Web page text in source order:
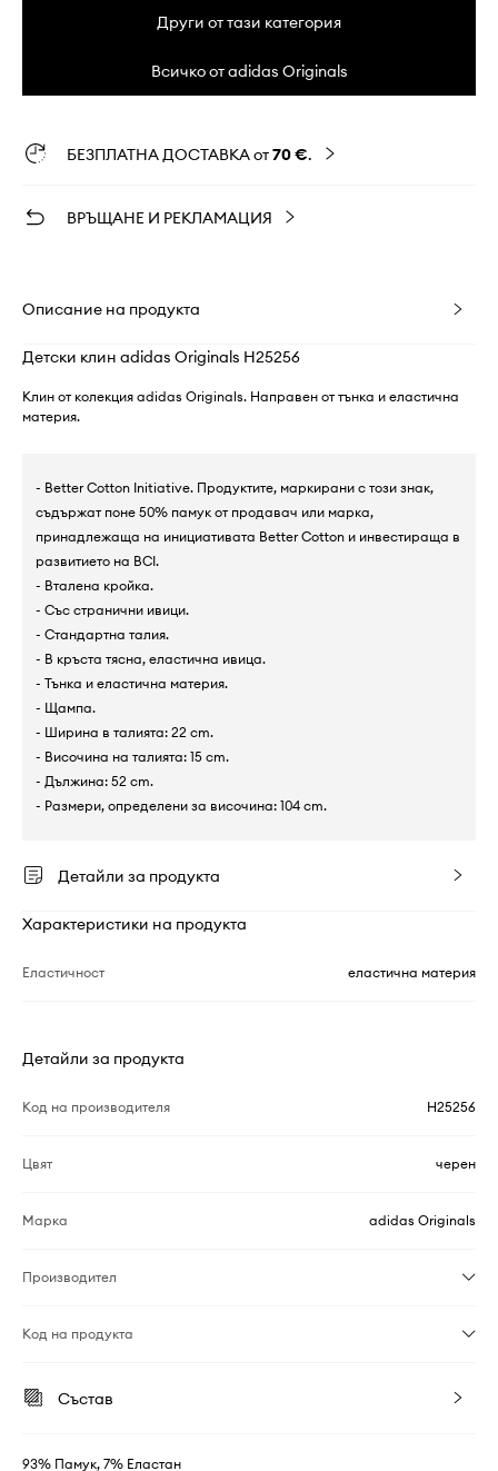
Други от тази категория
Всичко от adidas Originals
БЕЗПЛАТНА ДОСТАВКА от70 €.
ВРЪЩАНЕ И РЕКЛАМАЦИЯ
Описание на продукта
Детски клин adidas Originals H25256
Клин от колекция adidas Originals. Направен от тънка и еластична
материя.
- Better Cotton Initiative. Продуктите, маркирани с този знак,
съдържат поне 50% памук от продавач или марка,
принадлежаща на инициативата Better Cotton и инвестираща в
развитието на BCI.
- Вталена кройка.
- Със странични ивици.
- Стандартна талия.
- В кръста тясна, еластична ивица.
- Тънка и еластична материя.
- Щампа.
- Ширина в талията: 22 cm.
- Височина на талията: 15 cm.
- Дължина: 52 cm.
- Размери, определени за височина: 104 cm.
Детайли за продукта
Характеристики на продукта
Еластичност еластична материя
Детайли за продукта
Код на производителя H25256
Цвят черен
Марка adidas Originals
Производител
Код на продукта
Състав
93% Памук, 7% Еластан